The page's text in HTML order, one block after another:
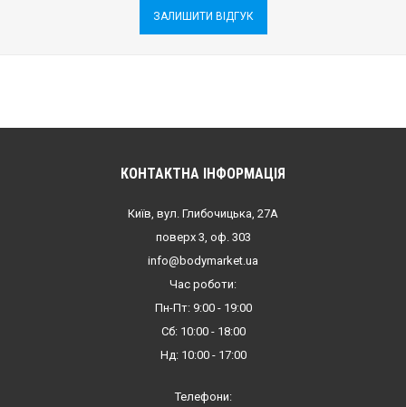
ЗАЛИШИТИ ВІДГУК
КОНТАКТНА ІНФОРМАЦІЯ
Київ, вул. Глибочицька, 27А
поверх 3, оф. 303
info@bodymarket.ua
Час роботи:
Пн-Пт: 9:00 - 19:00
Сб: 10:00 - 18:00
Нд: 10:00 - 17:00
Телефони: